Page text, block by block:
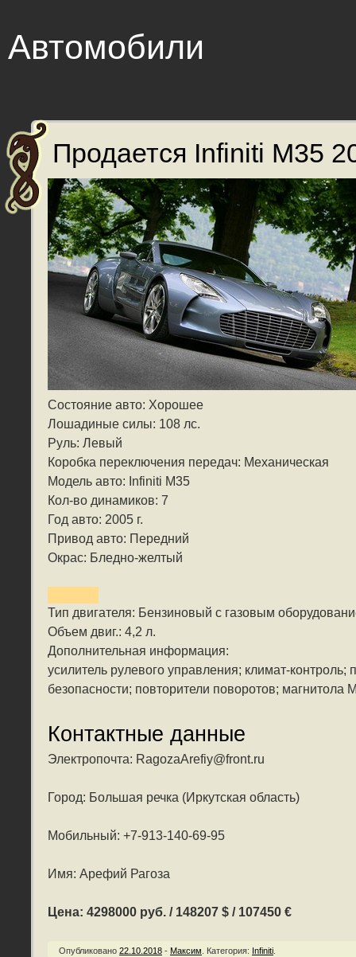
Автомобили
Продается Infiniti M35
Состояние авто: Хорошее
Лошадиные силы: 108 лс.
Руль: Левый
Коробка переключения передач: Механическая
Модель авто: Infiniti M35
Кол-во динамиков: 7
Год авто: 2005 г.
Привод авто: Передний
Окрас: Бледно-желтый
Тип двигателя: Бензиновый с газовым
Объем двиг.: 4,2 л.
Дополнительная информация:
усилитель рулевого управления; климат-контроль;
безопасности; повторители поворотов; магнитола
Контактные данные
Электропочта: RagozaArefiy@front.ru
Город: Большая речка (Иркутская область)
Мобильный: +7-913-140-69-95
Имя: Арефий Рагоза
Цена: 4298000 руб. / 148207 $ / 107450 €
Опубликовано 22.10.2018 - Максим Категория: Infiniti